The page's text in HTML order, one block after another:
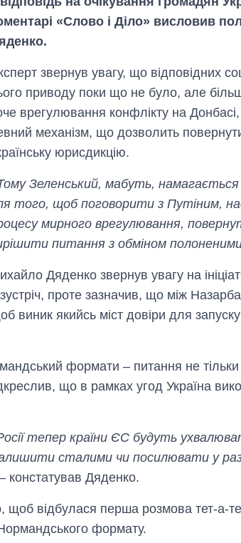
«Слово і Діло» висловив
звернув увагу, що відповідних
приводу поки що не було, але
врегулювання конфлікту на
механізм, що дозволить
юрисдикцію.
Зеленський, мабуть,
того, щоб поговорити з Путіним,
мирного врегулювання,
питання з обміном
Дяденко звернув увагу на
проте зазначив, що між
виник якийсь міст довіри для
формати – питання не
що в рамках угод Україна
тепер країни ЄС будуть
сталими чи посилювати у
констатував Дяденко.
щоб відбулася перша розмова тет-а-
формату.